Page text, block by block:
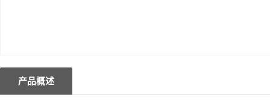
产品概述